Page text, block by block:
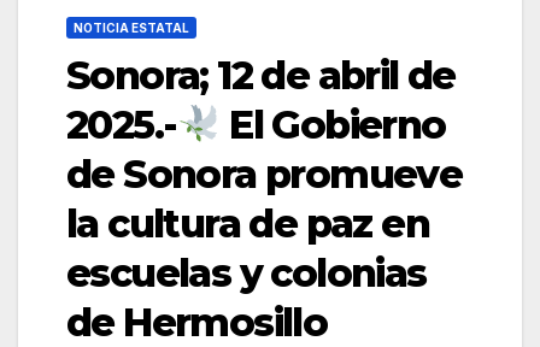
NOTICIA ESTATAL
Sonora; 12 de abril de
2025.-
El Gobierno
de Sonora promueve
la cultura de paz en
escuelas y colonias
de Hermosillo